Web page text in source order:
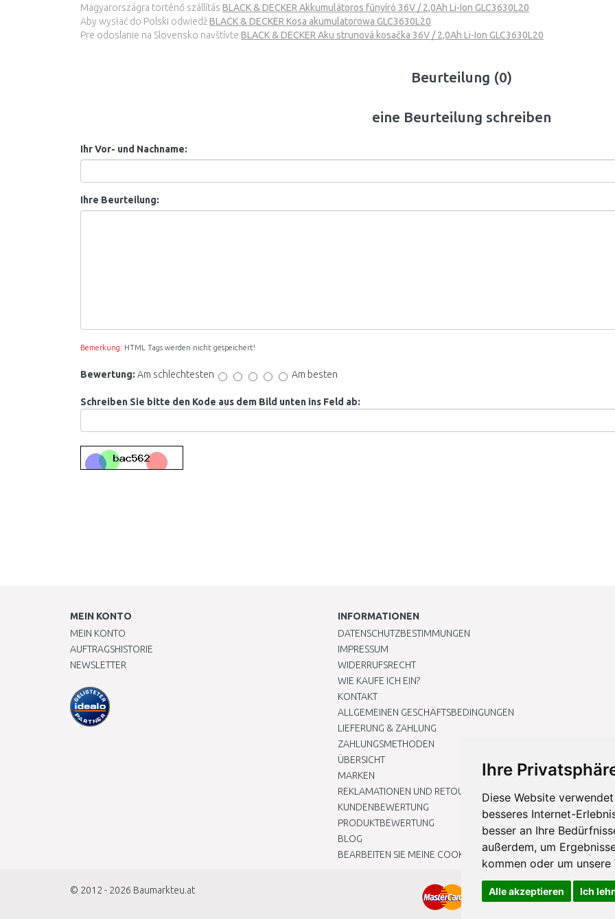
Ihre
Diese Website
besseres Internet-
besser an Ihre
außerdem, um
kommen oder um
Alle akzeptieren Ich
Magyarországra történő szállítás BLACK & DECKER Akkumulátoros fűnyíró 36V / 2,0Ah Li-Ion GLC3630L20
Aby wysłać do Polski odwiedźBLACK & DECKER Kosa akumulatorowa GLC3630L20
Pre odoslanie na Slovensko navštívte BLACK & DECKER Aku strunová kosačka 36V / 2,0Ah Li-Ion GLC3630L20
Beurteilung (0)
eine Beurteilung schreiben
Ihr Vor- und Nachname:
Ihre Beurteilung:
Bemerkung: HTML Tags werden nicht gespeichert!
Bewertung: Am schlechtesten Am besten
Schreiben Sie bitte den Kode aus dem Bild unten ins Feld ab:
MEIN KONTO
MEIN KONTO
AUFTRAGSHISTORIE
NEWSLETTER
INFORMATIONEN
DATENSCHUTZBESTIMMUNGEN
IMPRESSUM
WIDERRUFSRECHT
WIE KAUFE ICH EIN?
KONTAKT
ALLGEMEINEN GESCHÄFTSBEDINGUNGEN
LIEFERUNG & ZAHLUNG
ZAHLUNGSMETHODEN
ÜBERSICHT
MARKEN
REKLAMATIONEN UND RETOUREN
KUNDENBEWERTUNG
PRODUKTBEWERTUNG
BLOG
BEARBEITEN SIE MEINE COOKIE-EINSTELLUNGEN
© 2012 - 2026 Baumarkteu.at